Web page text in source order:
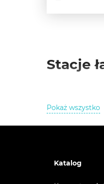
Stacje
Pokaż wszystko
Katalog